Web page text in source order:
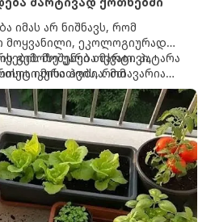
იმას არ ნიშნავს, რომ
მოყვანილი, ეკოლოგიურად
გემოზე უარი თქვათ. პატარა
იმისათვის, რომ
საიდანაც
არომატულ მწვანილსა
მოშენება მარტივი,
ჰობია. მთავარია
ეგუებიან
ყველაზე კარგად და როგორ